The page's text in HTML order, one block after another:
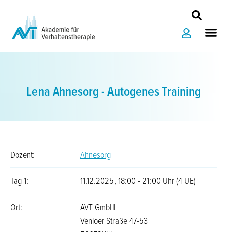
springen
Lena Ahnesorg - Autogenes Training
Dozent: Ahnesorg
Tag 1: 11.12.2025, 18:00 - 21:00 Uhr (4 UE)
Ort:
AVT GmbH
Venloer Straße 47-53